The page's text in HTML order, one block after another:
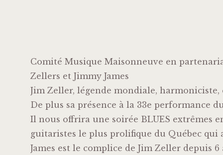
Comité Musique Maisonneuve en
Zellers et Jimmy James
Jim Zeller, légende mondiale,
De plus sa présence à la 33e performance
Il nous offrira une soirée BLUES extrêmes
guitaristes le plus prolifique du Québec qui
James est le complice de Jim Zeller depuis 6